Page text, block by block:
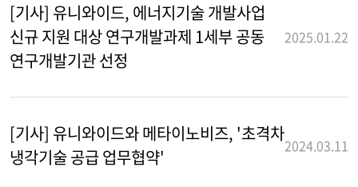
[기사] 유니와이드, 에너지기술 개발사업
신규 지원 대상 연구개발과제 1세부 공동
연구개발기관 선정
2025.01.22
[기사] 유니와이드와 메타이노비즈, '초격차
냉각기술 공급 업무협약'
2024.03.11